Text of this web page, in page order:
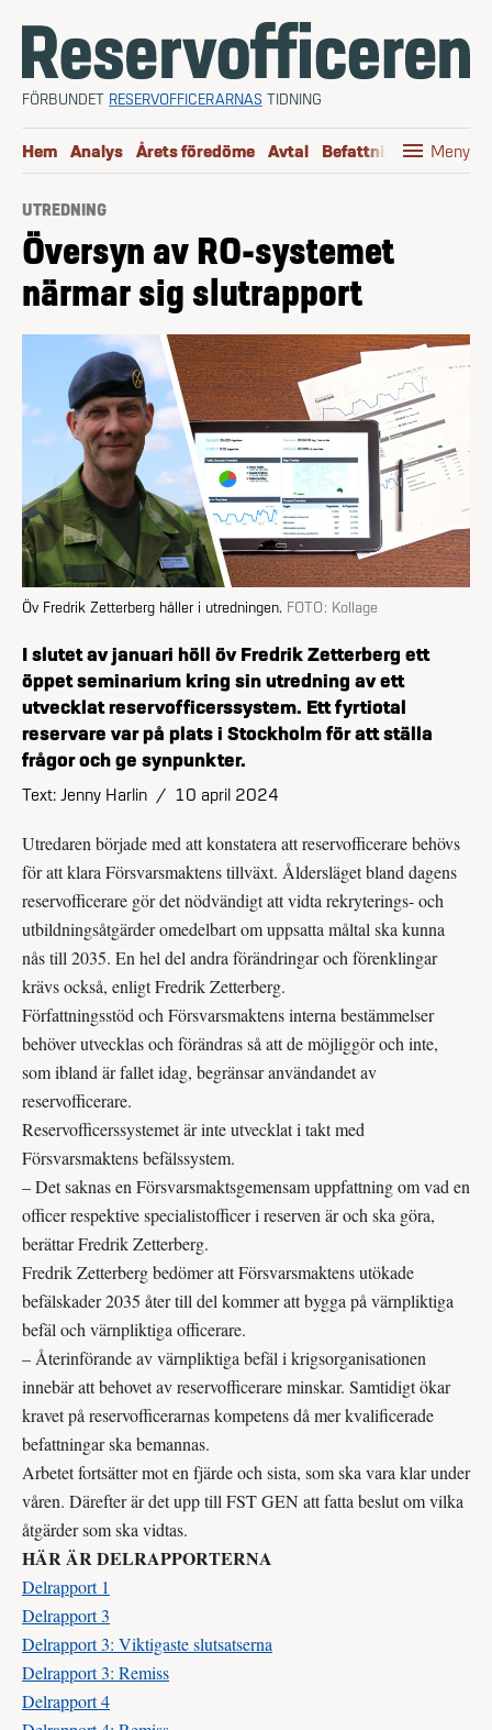
FÖRBUNDET RESERVOFFICERARNAS TIDNING
Hem Analys Årets föredöme Avtal Befattningen
menu Meny
UTREDNING
Översyn av RO-systemet
närmar sig slutrapport
Öv Fredrik Zetterberg håller i utredningen. FOTO: Kollage
I slutet av januari höll öv Fredrik Zetterberg ett
öppet seminarium kring sin utredning av ett
utvecklat reservofficerssystem. Ett fyrtiotal
reservare var på plats i Stockholm för att ställa
frågor och ge synpunkter.
Text: Jenny Harlin / 10 april 2024
Utredaren började med att konstatera att reservofficerare behövs
för att klara Försvarsmaktens tillväxt. Ålders­läget bland dagens
reservofficerare gör det nödvändigt att vidta rekryterings- och
utbildningsåtgärder omedelbart om uppsatta måltal ska kunna
nås till 2035. En hel del andra förändringar och förenklingar
krävs också, enligt Fredrik Zetterberg.
Författningsstöd och Försvars­maktens interna bestämmelser
behöver utvecklas och förändras så att de möjliggör och inte,
som ibland är fallet idag, begränsar användandet av
reservofficerare.
Reservofficerssystemet är inte utvecklat i takt med
Försvarsmaktens befälssystem.
– Det saknas en Försvarsmaktsgemensam uppfattning om vad en
officer respektive specialistofficer i reserven är och ska göra,
berättar Fredrik Zetterberg.
Fredrik Zetterberg bedömer att Försvarsmaktens utökade
befälskader 2035 åter till del kommer att bygga på värnpliktiga
befäl och värnpliktiga officerare.
– Återinförande av värnpliktiga befäl i krigsorganisationen
innebär att behovet av reservofficerare minskar. Samtidigt ökar
kravet på reservofficerarnas kompetens då mer kvalificerade
befattningar ska bemannas.
Arbetet fortsätter mot en fjärde och sista, som ska vara klar under
våren. Därefter är det upp till FST GEN att fatta beslut om vilka
åtgärder som ska vidtas.
HÄR ÄR DELRAPPORTERNA
Delrapport 1
Delrapport 3
Delrapport 3: Viktigaste slutsatserna
Delrapport 3: Remiss
Delrapport 4